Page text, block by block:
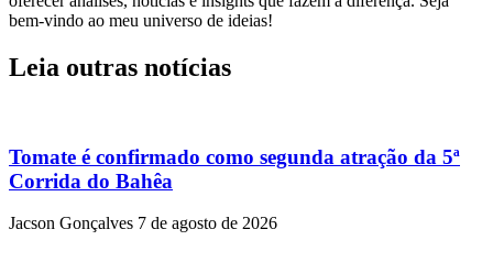
bem-vindo ao meu universo de ideias!
Leia outras notícias
Tomate é confirmado como segunda atração da 5ª
Corrida do Bahêa
Jacson Gonçalves 7 de agosto de 2026